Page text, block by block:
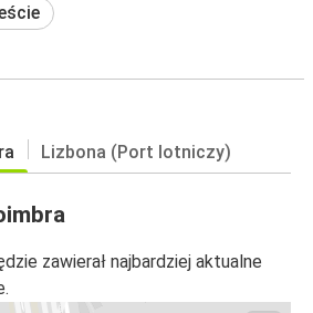
Lizbona (Port lotniczy)
zawierał najbardziej aktualne